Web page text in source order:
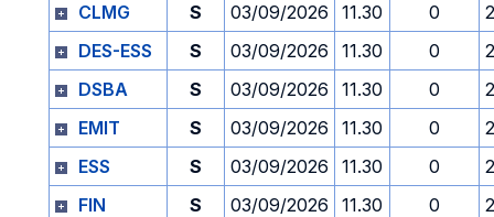
CLMG
S 03/09/2026 11.30 0
DES-ESS
S 03/09/2026 11.30 0
DSBA
S 03/09/2026 11.30 0
EMIT
S 03/09/2026 11.30 0
ESS
S 03/09/2026 11.30 0
FIN
S 03/09/2026 11.30 0